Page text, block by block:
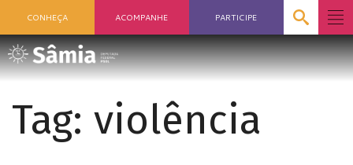
CONHEÇA ACOMPANHE PARTICIPE
Tag: violência